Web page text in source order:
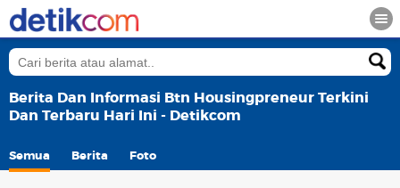
Berita Dan Informasi Btn Housingpreneur Terkini
Dan Terbaru Hari Ini - Detikcom
Semua Berita Foto